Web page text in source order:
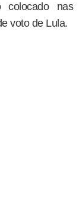
colocado nas
voto de Lula.